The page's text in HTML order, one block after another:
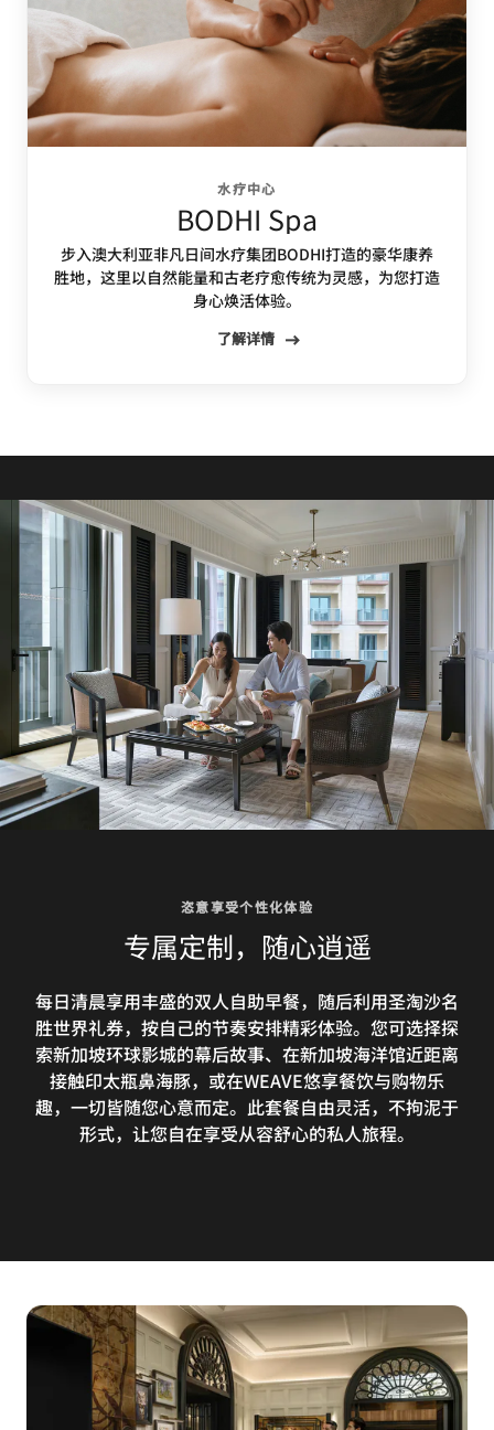
水疗中心
BODHI Spa
步入澳大利亚非凡日间水疗集团BODHI打造的豪华康养
胜地，这里以自然能量和古老疗愈传统为灵感，为您打造
身心焕活体验。
了解详情
恣意享受个性化体验
专属定制，随心逍遥
每日清晨享用丰盛的双人自助早餐，随后利用圣淘沙名
胜世界礼券，按自己的节奏安排精彩体验。您可选择探
索新加坡环球影城的幕后故事、在新加坡海洋馆近距离
接触印太瓶鼻海豚，或在WEAVE悠享餐饮与购物乐
趣，一切皆随您心意而定。此套餐自由灵活，不拘泥于
形式，让您自在享受从容舒心的私人旅程。